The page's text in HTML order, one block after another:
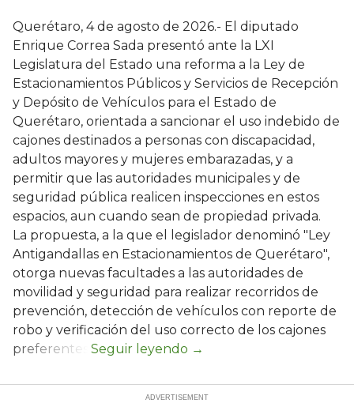
Querétaro, 4 de agosto de 2026.- El diputado
Enrique Correa Sada presentó ante la LXI
Legislatura del Estado una reforma a la Ley de
Estacionamientos Públicos y Servicios de Recepción
y Depósito de Vehículos para el Estado de
Querétaro, orientada a sancionar el uso indebido de
cajones destinados a personas con discapacidad,
adultos mayores y mujeres embarazadas, y a
permitir que las autoridades municipales y de
seguridad pública realicen inspecciones en estos
espacios, aun cuando sean de propiedad privada.
La propuesta, a la que el legislador denominó "Ley
Antigandallas en Estacionamientos de Querétaro",
otorga nuevas facultades a las autoridades de
movilidad y seguridad para realizar recorridos de
prevención, detección de vehículos con reporte de
robo y verificación del uso correcto de los cajones
preferentes.